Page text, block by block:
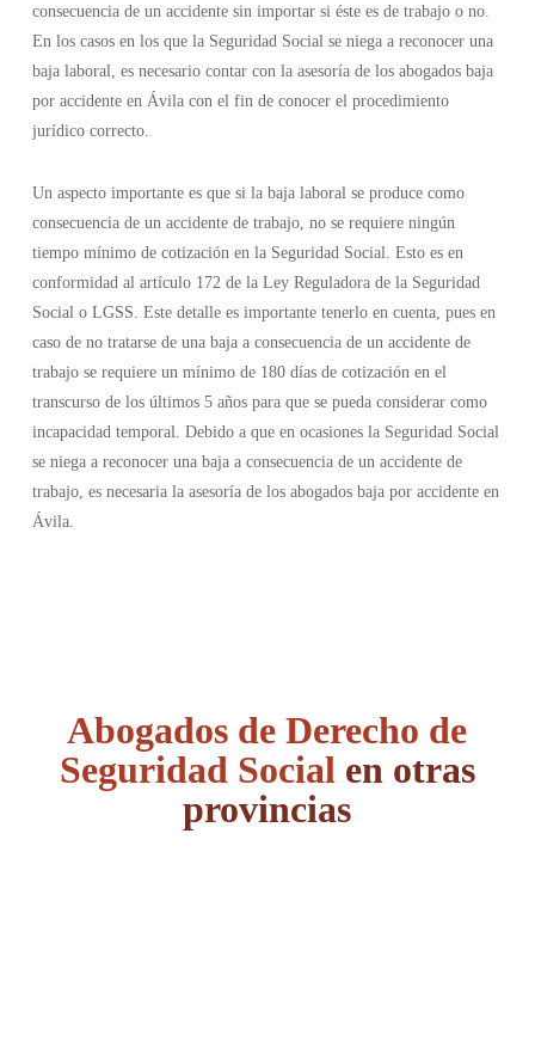
consecuencia de un accidente sin importar si éste es de trabajo o no.
En los casos en los que la Seguridad Social se niega a reconocer una
baja laboral, es necesario contar con la asesoría de los abogados baja
por accidente en Ávila con el fin de conocer el procedimiento
jurídico correcto.
Un aspecto importante es que si la baja laboral se produce como
consecuencia de un accidente de trabajo, no se requiere ningún
tiempo mínimo de cotización en la Seguridad Social. Esto es en
conformidad al artículo 172 de la Ley Reguladora de la Seguridad
Social o LGSS. Este detalle es importante tenerlo en cuenta, pues en
caso de no tratarse de una baja a consecuencia de un accidente de
trabajo se requiere un mínimo de 180 días de cotización en el
transcurso de los últimos 5 años para que se pueda considerar como
incapacidad temporal. Debido a que en ocasiones la Seguridad Social
se niega a reconocer una baja a consecuencia de un accidente de
trabajo, es necesaria la asesoría de los abogados baja por accidente en
Ávila.
Abogados de Derecho de
Seguridad Social en otras
provincias